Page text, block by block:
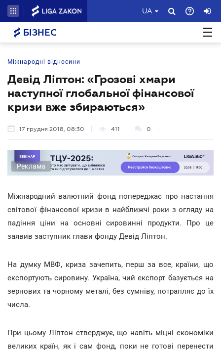
UA
БІЗНЕС
Міжнародні відносини
Девід Ліптон: «Грозові хмари
наступної глобальної фінансової
кризи вже збираються»
17 грудня 2018, 08:30 411 0
Реклама
Міжнародний валютний фонд попереджає про настання
світової фінансової кризи в найближчі роки з огляду на
падіння ціни на основні сировинні продукти. Про це
заявив заступник глави фонду Девід Ліптон.
На думку МВФ, криза зачепить, перш за все, країни, що
експортують сировину. Україна, чий експорт базується на
зернових та чорному металі, без сумніву, потрапляє до їх
числа.
При цьому Ліптон стверджує, що навіть міцні економіки
великих країн, як і сам фонд, поки не готові перенести